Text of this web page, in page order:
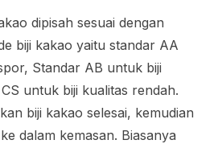
dipisah sesuai dengan
biji kakao yaitu standar AA
Standar AB untuk biji
untuk biji kualitas rendah.
biji kakao selesai, kemudian
dalam kemasan. Biasanya